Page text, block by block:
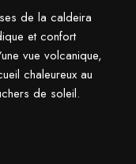
de la caldeira
et confort
vue volcanique,
chaleureux au
de soleil.